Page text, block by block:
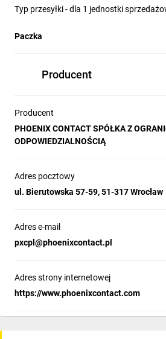
Typ przesyłki - dla 1 jednostki
Paczka
Producent
Producent
PHOENIX CONTACT SPÓŁKA Z
ODPOWIEDZIALNOŚCIĄ
Adres pocztowy
ul. Bierutowska 57-59, 51-317 Wrocław
Adres e-mail
pxcpl@phoenixcontact.pl
Adres strony internetowej
https://www.phoenixcontact.com